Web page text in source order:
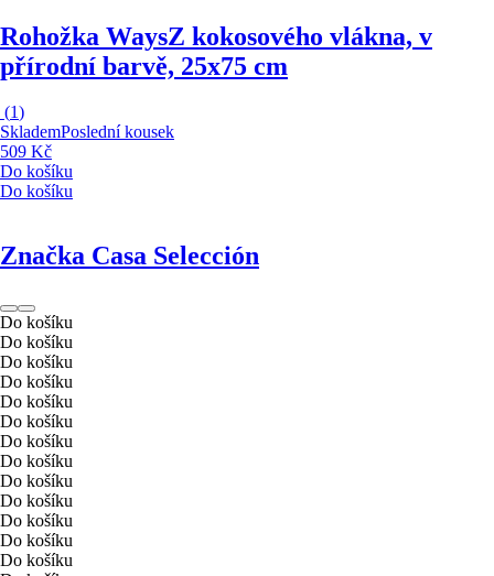
Rohožka WaysZ kokosového vlákna, v
přírodní barvě, 25x75 cm
(1)
SklademPoslední kousek
509 Kč
Do košíku
Do košíku
Značka Casa Selección
Do košíku
Do košíku
Do košíku
Do košíku
Do košíku
Do košíku
Do košíku
Do košíku
Do košíku
Do košíku
Do košíku
Do košíku
Do košíku